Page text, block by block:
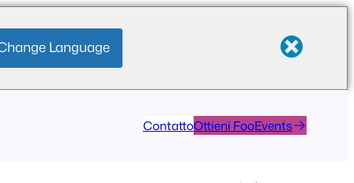
Language
ContattoOttieni FooEvents